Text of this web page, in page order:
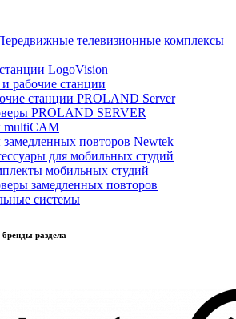
телевизионные комплексы
LogoVision
рабочие станции
станции PROLAND Server
PROLAND SERVER
multiCAM
повторов Newtek
для мобильных студий
мобильных студий
замедленных повторов
системы
раздела